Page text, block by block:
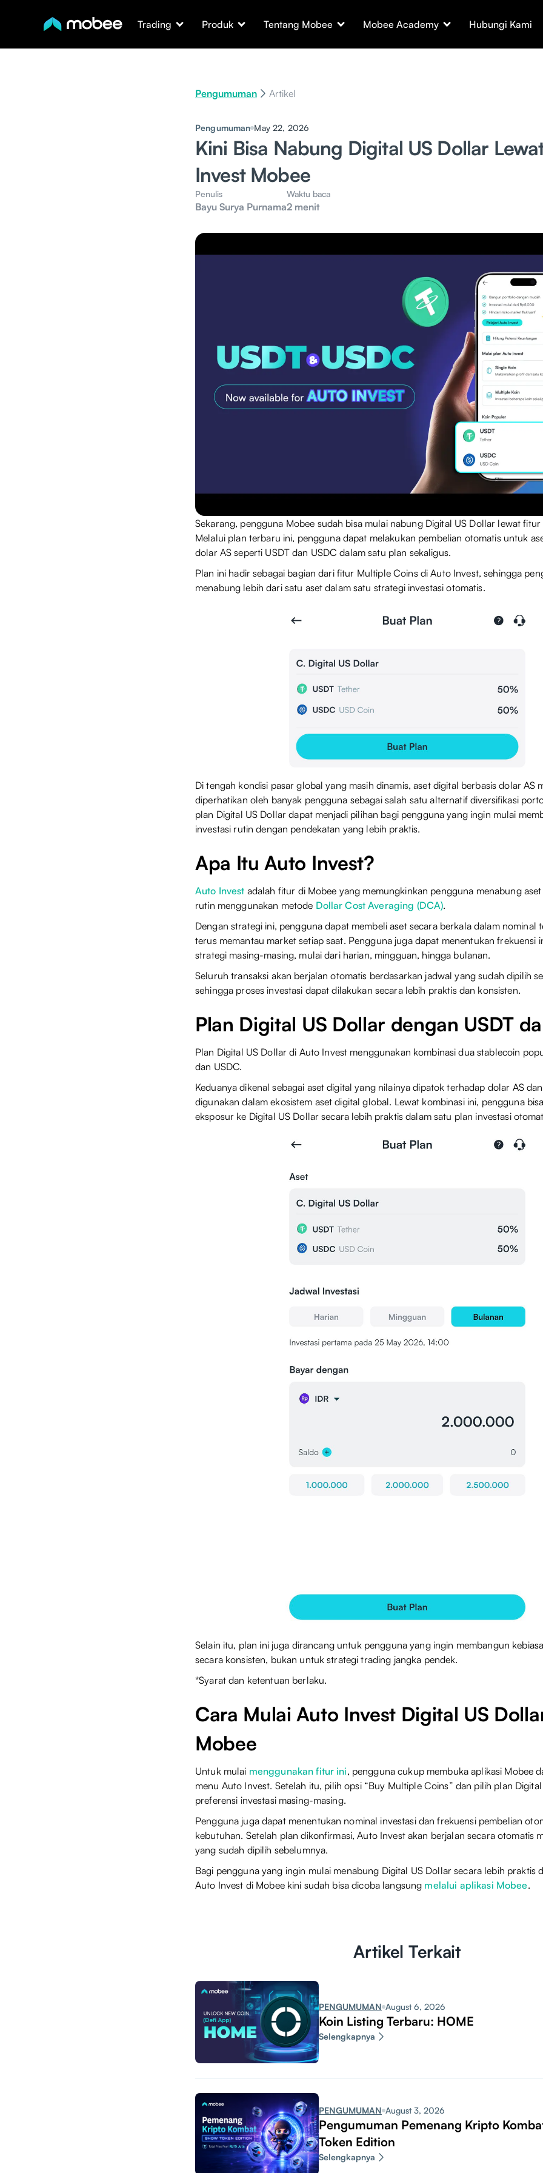
Trading Produk Tentang Mobee Mobee Academy Hubungi Kami
Pengumuman Artikel
Pengumuman May 22, 2026
Kini Bisa Nabung Digital US Dollar
Invest Mobee
Penulis
Bayu Surya Purnama
Waktu baca
2 menit
Sekarang, pengguna Mobee sudah bisa mulai nabung Digital US Dollar lewat
Melalui plan terbaru ini, pengguna dapat melakukan pembelian otomatis untuk
dolar AS seperti USDT dan USDC dalam satu plan sekaligus.
Plan ini hadir sebagai bagian dari fitur Multiple Coins di Auto Invest, sehingga
menabung lebih dari satu aset dalam satu strategi investasi otomatis.
Di tengah kondisi pasar global yang masih dinamis, aset digital berbasis dolar AS
diperhatikan oleh banyak pengguna sebagai salah satu alternatif diversifikasi
plan Digital US Dollar dapat menjadi pilihan bagi pengguna yang ingin mulai
investasi rutin dengan pendekatan yang lebih praktis.
Apa Itu Auto Invest?
Auto Invest adalah fitur di Mobee yang memungkinkan pengguna menabung
rutin menggunakan metode Dollar Cost Averaging (DCA).
Dengan strategi ini, pengguna dapat membeli aset secara berkala dalam nominal
terus memantau market setiap saat. Pengguna juga dapat menentukan frekuensi
strategi masing-masing, mulai dari harian, mingguan, hingga bulanan.
Seluruh transaksi akan berjalan otomatis berdasarkan jadwal yang sudah dipilih
sehingga proses investasi dapat dilakukan secara lebih praktis dan konsisten.
Plan Digital US Dollar dengan USDT
Plan Digital US Dollar di Auto Invest menggunakan kombinasi dua stablecoin
dan USDC.
Keduanya dikenal sebagai aset digital yang nilainya dipatok terhadap dolar AS
digunakan dalam ekosistem aset digital global. Lewat kombinasi ini, pengguna
eksposur ke Digital US Dollar secara lebih praktis dalam satu plan investasi
Selain itu, plan ini juga dirancang untuk pengguna yang ingin membangun
secara konsisten, bukan untuk strategi trading jangka pendek.
*Syarat dan ketentuan berlaku.
Cara Mulai Auto Invest Digital US
Mobee
Untuk mulai menggunakan fitur ini, pengguna cukup membuka aplikasi Mobee
menu Auto Invest. Setelah itu, pilih opsi “Buy Multiple Coins” dan pilih plan
preferensi investasi masing-masing.
Pengguna juga dapat menentukan nominal investasi dan frekuensi pembelian
kebutuhan. Setelah plan dikonfirmasi, Auto Invest akan berjalan secara otomatis
yang sudah dipilih sebelumnya.
Bagi pengguna yang ingin mulai menabung Digital US Dollar secara lebih praktis
Auto Invest di Mobee kini sudah bisa dicoba langsung melalui aplikasi Mobee.
Artikel Terkait
PENGUMUMAN August 6, 2026
Koin Listing Terbaru: HOME
Selengkapnya
PENGUMUMAN August 3, 2026
Pengumuman Pemenang Kripto
Token Edition
Selengkapnya